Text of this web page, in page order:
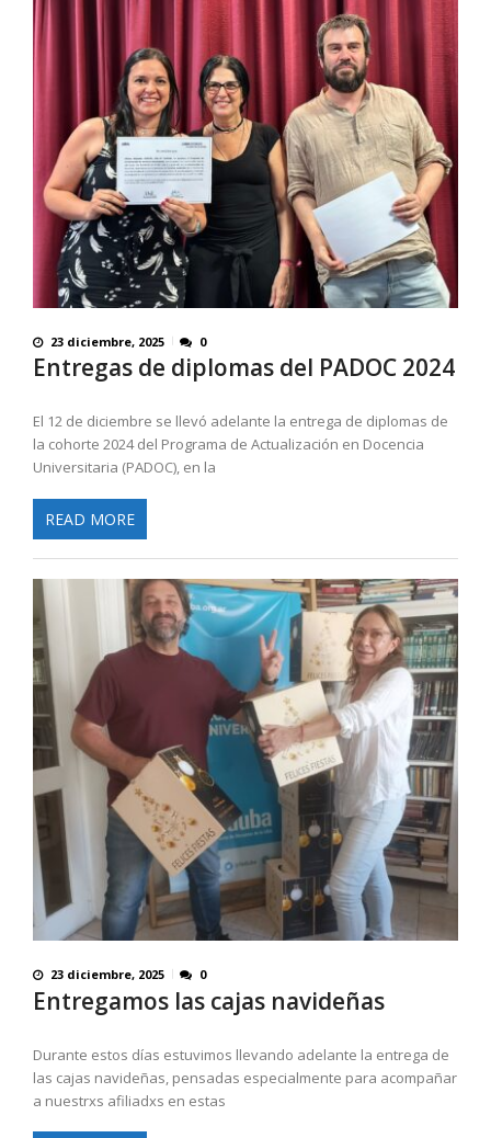
23 diciembre, 2025 0
Entregas de diplomas del PADOC 2024
El 12 de diciembre se llevó adelante la entrega de diplomas de
la cohorte 2024 del Programa de Actualización en Docencia
Universitaria (PADOC), en la
READ MORE
23 diciembre, 2025 0
Entregamos las cajas navideñas
Durante estos días estuvimos llevando adelante la entrega de
las cajas navideñas, pensadas especialmente para acompañar
a nuestrxs afiliadxs en estas